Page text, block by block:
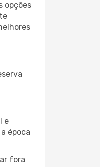
opções
e
época
fora